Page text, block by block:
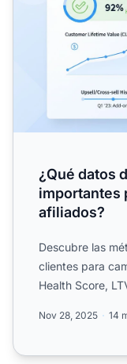
¿Qué datos
importantes
afiliados?
Descubre las
clientes para
Health Score,
Nov 28, 2025 14